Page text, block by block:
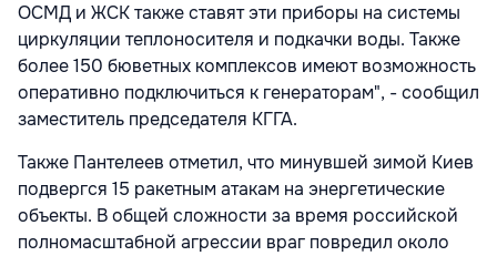
ОСМД и ЖСК также ставят эти приборы на системы
циркуляции теплоносителя и подкачки воды. Также
более 150 бюветных комплексов имеют возможность
оперативно подключиться к генераторам", - сообщил
заместитель председателя КГГА.
Также Пантелеев отметил, что минувшей зимой Киев
подвергся 15 ракетным атакам на энергетические
объекты. В общей сложности за время российской
полномасштабной агрессии враг повредил около